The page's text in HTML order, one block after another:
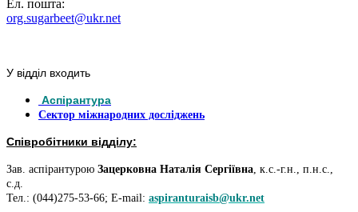
Ел. пошта:
org.sugarbeet@ukr.net
У відділ входить
Аспірантура
Сектор міжнародних досліджень
Співробітники відділу:
Зав. аспірантурою Зацерковна Наталія Сергіївна, к.с.-г.н., п.н.с.,
с.д.
Тел.: (044)275-53-66; E-mail: aspiranturaisb@ukr.net